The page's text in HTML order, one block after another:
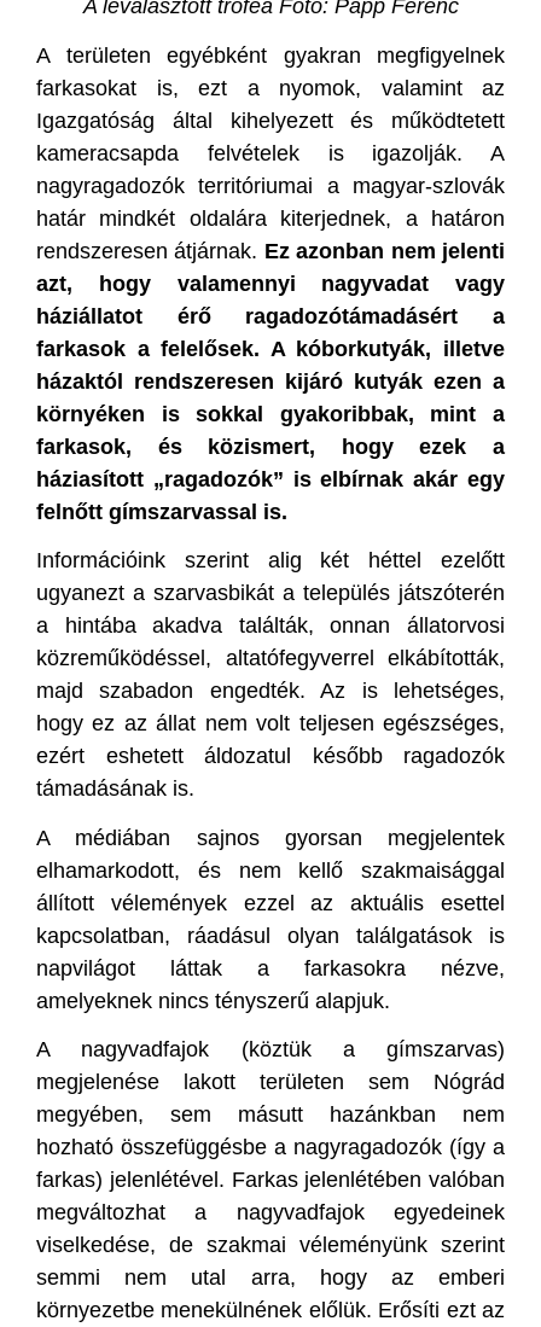
A leválasztott trófea Fotó: Papp Ferenc
A területen egyébként gyakran megfigyelnek
farkasokat is, ezt a nyomok, valamint az
Igazgatóság által kihelyezett és működtetett
kameracsapda felvételek is igazolják. A
nagyragadozók territóriumai a magyar-szlovák
határ mindkét oldalára kiterjednek, a határon
rendszeresen átjárnak. Ez azonban nem jelenti
azt, hogy valamennyi nagyvadat vagy
háziállatot érő ragadozótámadásért a
farkasok a felelősek. A kóborkutyák, illetve
házaktól rendszeresen kijáró kutyák ezen a
környéken is sokkal gyakoribbak, mint a
farkasok, és közismert, hogy ezek a
háziasított „ragadozók” is elbírnak akár egy
felnőtt gímszarvassal is.
Információink szerint alig két héttel ezelőtt
ugyanezt a szarvasbikát a település játszóterén
a hintába akadva találták, onnan állatorvosi
közreműködéssel, altatófegyverrel elkábították,
majd szabadon engedték. Az is lehetséges,
hogy ez az állat nem volt teljesen egészséges,
ezért eshetett áldozatul később ragadozók
támadásának is.
A médiában sajnos gyorsan megjelentek
elhamarkodott, és nem kellő szakmaisággal
állított vélemények ezzel az aktuális esettel
kapcsolatban, ráadásul olyan találgatások is
napvilágot láttak a farkasokra nézve,
amelyeknek nincs tényszerű alapjuk.
A nagyvadfajok (köztük a gímszarvas)
megjelenése lakott területen sem Nógrád
megyében, sem másutt hazánkban nem
hozható összefüggésbe a nagyragadozók (így a
farkas) jelenlétével. Farkas jelenlétében valóban
megváltozhat a nagyvadfajok egyedeinek
viselkedése, de szakmai véleményünk szerint
semmi nem utal arra, hogy az emberi
környezetbe menekülnének előlük. Erősíti ezt az